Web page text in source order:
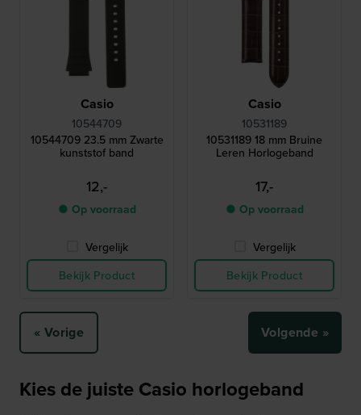
Casio
10544709
10544709 23.5 mm Zwarte
kunststof band
12,-
● Op voorraad
Vergelijk
Bekijk Product
Casio
10531189
10531189 18 mm Bruine
Leren Horlogeband
17,-
● Op voorraad
Vergelijk
Bekijk Product
« Vorige Volgende »
Kies de juiste Casio horlogeband